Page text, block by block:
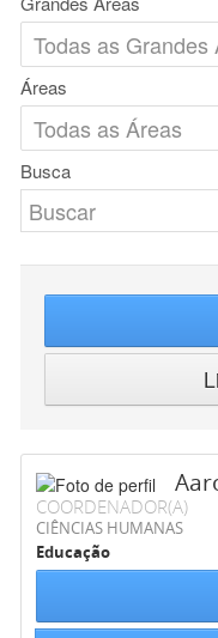
Áreas
Busca
COORDENADOR(A)
CIÊNCIAS HUMANAS
Educação